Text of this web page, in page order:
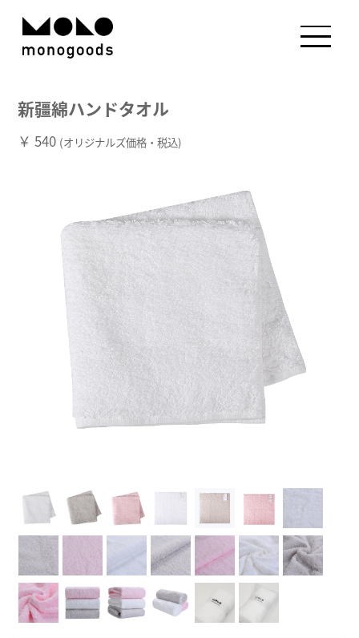
新疆綿ハンドタオル
￥ 540 (オリジナルズ価格・税込)